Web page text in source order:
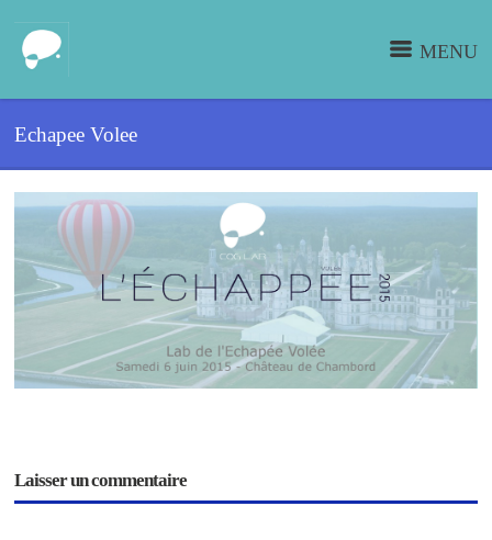
MENU
Echapee Volee
Laisser un commentaire